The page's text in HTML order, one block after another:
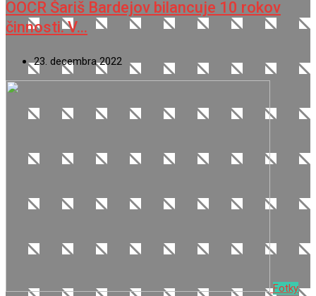
OOCR Šariš Bardejov bilancuje 10 rokov
činnosti. V…
23. decembra 2022
Fotky